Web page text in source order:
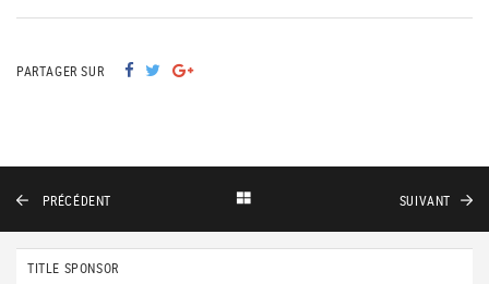
PARTAGER SUR
PRÉCÉDENT SUIVANT
TITLE SPONSOR